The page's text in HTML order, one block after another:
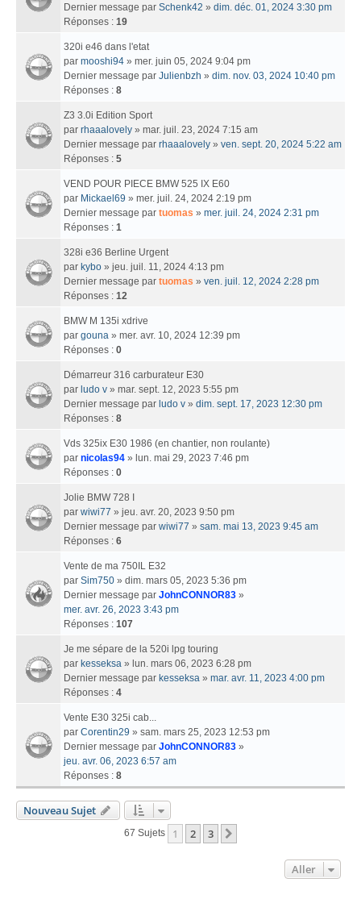
Dernier message par Schenk42 » dim. déc. 01, 2024 3:30 pm
Réponses : 19
320i e46 dans l'etat
par mooshi94 » mer. juin 05, 2024 9:04 pm
Dernier message par Julienbzh » dim. nov. 03, 2024 10:40 pm
Réponses : 8
Z3 3.0i Edition Sport
par rhaaalovely » mar. juil. 23, 2024 7:15 am
Dernier message par rhaaalovely » ven. sept. 20, 2024 5:22 am
Réponses : 5
VEND POUR PIECE BMW 525 IX E60
par Mickael69 » mer. juil. 24, 2024 2:19 pm
Dernier message par tuomas » mer. juil. 24, 2024 2:31 pm
Réponses : 1
328i e36 Berline Urgent
par kybo » jeu. juil. 11, 2024 4:13 pm
Dernier message par tuomas » ven. juil. 12, 2024 2:28 pm
Réponses : 12
BMW M 135i xdrive
par gouna » mer. avr. 10, 2024 12:39 pm
Réponses : 0
Démarreur 316 carburateur E30
par ludo v » mar. sept. 12, 2023 5:55 pm
Dernier message par ludo v » dim. sept. 17, 2023 12:30 pm
Réponses : 8
Vds 325ix E30 1986 (en chantier, non roulante)
par nicolas94 » lun. mai 29, 2023 7:46 pm
Réponses : 0
Jolie BMW 728 I
par wiwi77 » jeu. avr. 20, 2023 9:50 pm
Dernier message par wiwi77 » sam. mai 13, 2023 9:45 am
Réponses : 6
Vente de ma 750IL E32
par Sim750 » dim. mars 05, 2023 5:36 pm
Dernier message par JohnCONNOR83 »
mer. avr. 26, 2023 3:43 pm
Réponses : 107
Je me sépare de la 520i lpg touring
par kesseksa » lun. mars 06, 2023 6:28 pm
Dernier message par kesseksa » mar. avr. 11, 2023 4:00 pm
Réponses : 4
Vente E30 325i cab...
par Corentin29 » sam. mars 25, 2023 12:53 pm
Dernier message par JohnCONNOR83 »
jeu. avr. 06, 2023 6:57 am
Réponses : 8
Nouveau Sujet
67 Sujets 1 2 3
Aller